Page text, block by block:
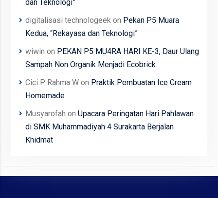
dan Teknologi”
digitalisasi technologeek on Pekan P5 Muara
Kedua, “Rekayasa dan Teknologi”
wiwin on PEKAN P5 MU4RA HARI KE-3, Daur Ulang
Sampah Non Organik Menjadi Ecobrick
Cici P Rahma Won Praktik Pembuatan Ice Cream
Homemade
Musyarofah on Upacara Peringatan Hari Pahlawan
di SMK Muhammadiyah 4 Surakarta Berjalan
Khidmat